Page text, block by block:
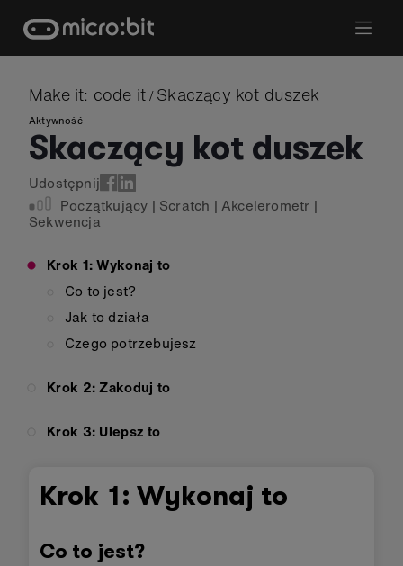
content
Make it: code it / Skaczący kot duszek
Aktywność
Skaczący kot duszek
Udostępnij
Początkujący | Scratch |Akcelerometr |
Sekwencja
Krok 1: Wykonaj to
Co to jest?
Jak to działa
Czego potrzebujesz
Krok 2: Zakoduj to
Krok 3: Ulepsz to
Krok 1: Wykonaj to
Co to jest?